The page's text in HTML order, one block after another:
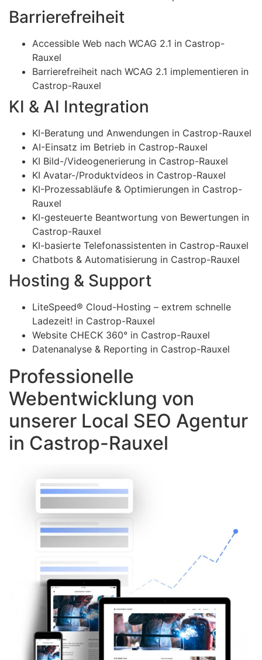
Barrierefreiheit
Accessible Web nach WCAG 2.1 in Castrop-
Rauxel
Barrierefreiheit nach WCAG 2.1 implementieren in
Castrop-Rauxel
KI & AI Integration
KI-Beratung und Anwendungen in Castrop-Rauxel
AI-Einsatz im Betrieb in Castrop-Rauxel
KI Bild-/Videogenerierung in Castrop-Rauxel
KI Avatar-/Produktvideos in Castrop-Rauxel
KI-Prozessabläufe & Optimierungen in Castrop-
Rauxel
KI-gesteuerte Beantwortung von Bewertungen in
Castrop-Rauxel
KI-basierte Telefonassistenten in Castrop-Rauxel
Chatbots & Automatisierung in Castrop-Rauxel
Hosting & Support
LiteSpeed® Cloud-Hosting – extrem schnelle
Ladezeit! in Castrop-Rauxel
Website CHECK 360° in Castrop-Rauxel
Datenanalyse & Reporting in Castrop-Rauxel
Professionelle
Webentwicklung von
unserer Local SEO Agentur
in Castrop-Rauxel